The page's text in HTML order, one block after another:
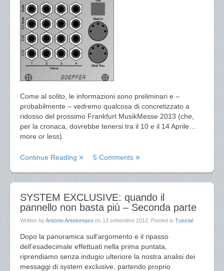
Come al solito, le informazioni sono preliminari e –
probabilmente – vedremo qualcosa di concretizzato a
ridosso del prossimo Frankfurt MusikMesse 2013 (che,
per la cronaca, dovrebbe tenersi tra il 10 e il 14 Aprile…
more or less).
Continue Reading 5 Comments
SYSTEM EXCLUSIVE: quando il
pannello non basta più – Seconda parte
Written byAntonio Antetomaso on 13 settembre 2012 . Posted in Tutorial
Dopo la panoramica sull’argomento e il ripasso
dell’esadecimale effettuati nella prima puntata,
riprendiamo senza indugio ulteriore la nostra analisi dei
messaggi di system exclusive, partendo proprio